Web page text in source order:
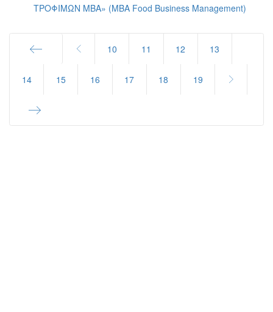
ΤΡΟΦΙΜΩΝ ΜΒΑ» (ΜΒΑ Food Business Management)
Start
10 11 12 13
14 15 16 17 18 19